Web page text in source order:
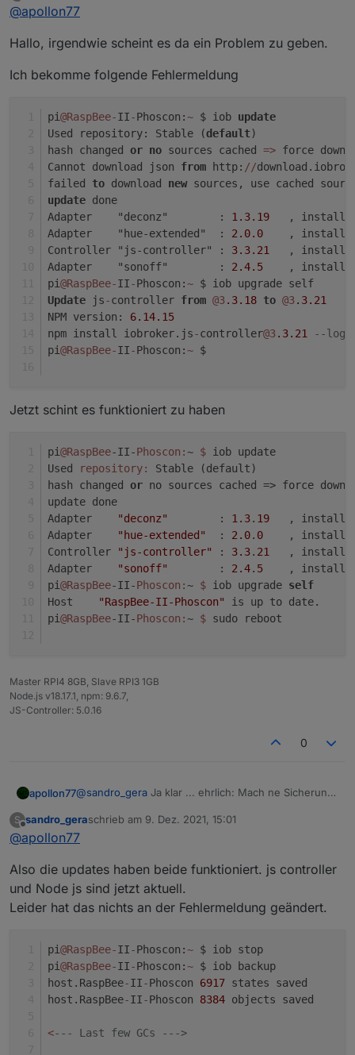
Offline
@apollon77
Hallo, irgendwie scheint es da ein Problem zu geben.
Ich bekomme folgende Fehlermeldung
pi@RaspBee-II-Phoscon:~ $ iob update
Used repository: Stable (default)
hash changed or no sources cached => force
Cannot download json from http: //
failed to download new sources, use cached
update done
Adapter    "deconz"        : 1.3.19
,
Adapter    "hue-extended"  : 2.0.0
,
Controller "js-controller" : 3.3.21
,
Adapter    "sonoff"        : 2.4.5
,
pi@RaspBee-II-Phoscon:~ $ iob upgrade self
Update js-controller from @3 .3.18 to @3 .3.21
NPM version: 6.14.15
npm install iobroker.js-controller@3 .3.21
--
pi@RaspBee-II-Phoscon:~ $
Jetzt schint es funktioniert zu haben
pi@RaspBee-II-Phoscon:~ $ iob update
Used
repository:
Stable (default)
hash changed or no sources cached => force
update done
Adapter
"deconz"
        :
1.3. 19
,
Adapter
"hue-extended"
  :
2.0. 0
,
Controller
"js-controller" : 3.3. 21
,
Adapter
"sonoff"
        :
2.4. 5
,
pi@RaspBee-II-Phoscon:~ $ iob upgrade self
Host
"RaspBee-II-Phoscon"
is up to date.
pi@RaspBee-II-Phoscon:~ $ sudo reboot
Master RPI4 8GB, Slave RPI3 1GB
Node.js v18.17.1, npm: 9.6.7,
JS-Controller: 5.0.16
0
apollon77@sandro_gera Ja klar ... ehrlich: Mach ne Sicherung
controller aktualisieren. Das ist quasi so gut wie ein
backup :-)
Wobei ich ehrlich eher bei Node.js aktualisieren bin.
Es gab einen anderen Fall der Auch ein memotry
nur mit Nodejs 12 auftrat. Grund: unbekannt.
S
Offline
sandro_geraschrieb am 9. Dez. 2021, 15:01
zuletzt editiert von
@apollon77
Also die updates haben beide funktioniert. js controller
und Node js sind jetzt aktuell.
Leider hat das nichts an der Fehlermeldung geändert.
pi@RaspBee-II-Phoscon:~ $ iob stop
pi@RaspBee-II-Phoscon:~ $ iob backup
host.RaspBee-II-Phoscon 6917 states saved
host.RaspBee-II-Phoscon 8384 objects saved
<--- Last few GCs --->